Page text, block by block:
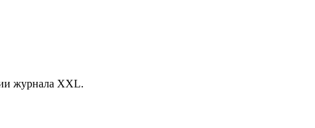
журнала XXL.